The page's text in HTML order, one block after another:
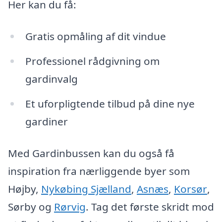
Her kan du få:
Gratis opmåling af dit vindue
Professionel rådgivning om
gardinvalg
Et uforpligtende tilbud på dine nye
gardiner
Med Gardinbussen kan du også få
inspiration fra nærliggende byer som
Højby, Nykøbing Sjælland, Asnæs, Korsør,
Sørby og Rørvig. Tag det første skridt mod